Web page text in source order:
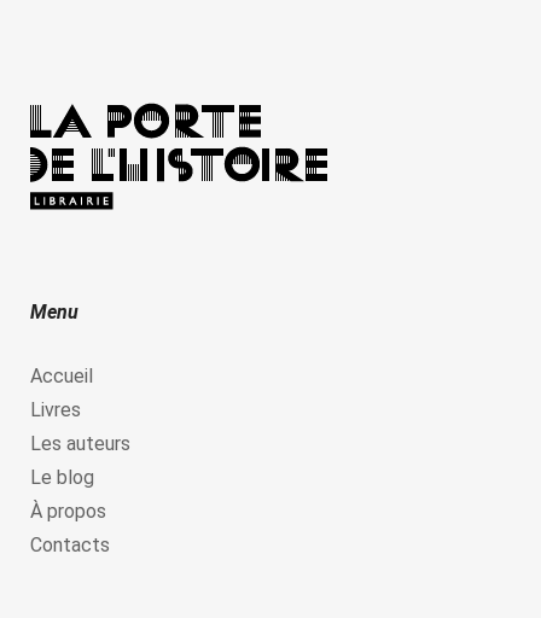
Menu
Accueil
Livres
Les auteurs
Le blog
À propos
Contacts